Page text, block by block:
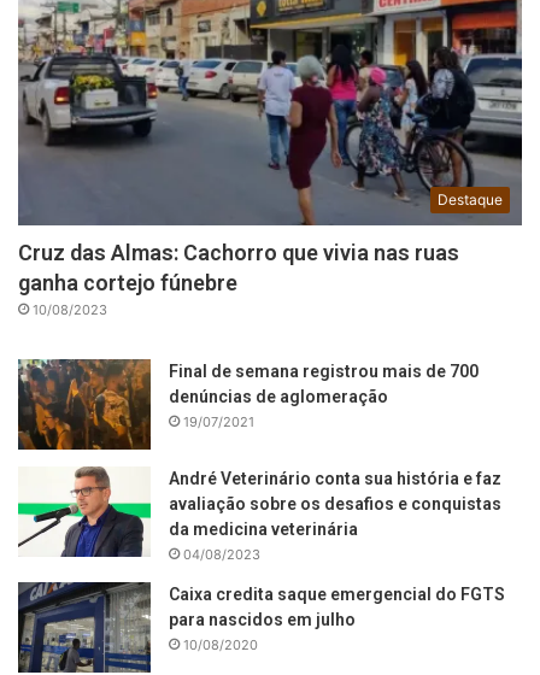
Destaque
Cruz das Almas: Cachorro que vivia nas ruas
ganha cortejo fúnebre
10/08/2023
Final de semana registrou mais de 700
denúncias de aglomeração
19/07/2021
André Veterinário conta sua história e faz
avaliação sobre os desafios e conquistas
da medicina veterinária
04/08/2023
Caixa credita saque emergencial do FGTS
para nascidos em julho
10/08/2020